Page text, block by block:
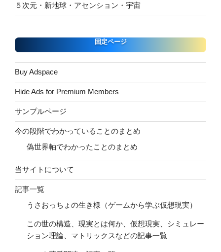
５次元・新地球・アセンション・宇宙
固定ページ
Buy Adspace
Hide Ads for Premium Members
サンプルページ
今の段階でわかっていることのまとめ
偽世界軸でわかったことのまとめ
当サイトについて
記事一覧
うさおっちょの生き様（ゲームから学ぶ仮想現実）
この世の構造、現実とは何か、仮想現実、シミュレー
ション理論、マトリックスなどの記事一覧